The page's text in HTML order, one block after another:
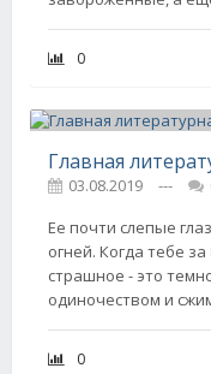
0
03.08.2019 ---
Ее почти слепые
огней. Когда тебе
страшное - это
одиночеством и
0